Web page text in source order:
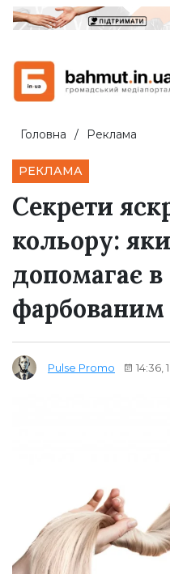
Головна Реклама
РЕКЛАМА
Секрети
кольору:
допомагає в
фарбованим
Pulse Promo 14:36,